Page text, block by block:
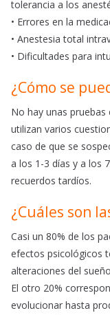
tolerancia a los
• Errores en la
• Anestesia total
• Dificultades para
¿Cómo se
No hay unas pruebas
utilizan varios
caso de que se
a los 1-3 días y a los
recuerdos tardíos.
¿Cuáles son
Casi un 80% de los
efectos psicológicos
alteraciones del
El otro 20%
evolucionar hasta